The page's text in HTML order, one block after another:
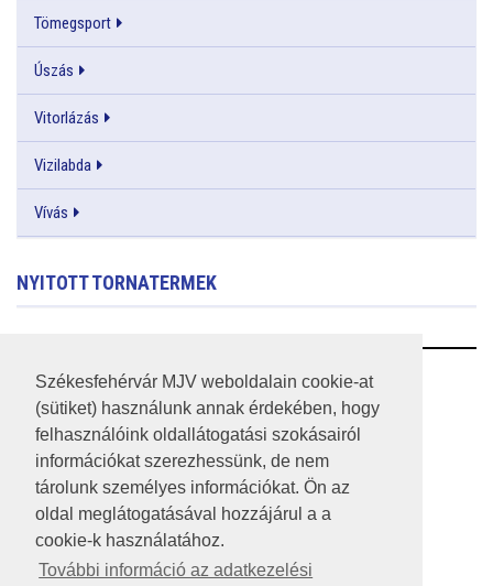
Székesfehérvár MJV weboldalain cookie-at
(sütiket) használunk annak érdekében, hogy
felhasználóink oldallátogatási szokásairól
információkat szerezhessünk, de nem
tárolunk személyes információkat. Ön az
oldal meglátogatásával hozzájárul a a
cookie-k használatához.
További információ az adatkezelési
Tömegsport
Úszás
Vitorlázás
Vizilabda
Vívás
NYITOTT TORNATERMEK
RSS
A HONLAP 2017.03.31-I ÁLLAPOTA
JOGI NYILATKOZAT
IMPRESSZUM